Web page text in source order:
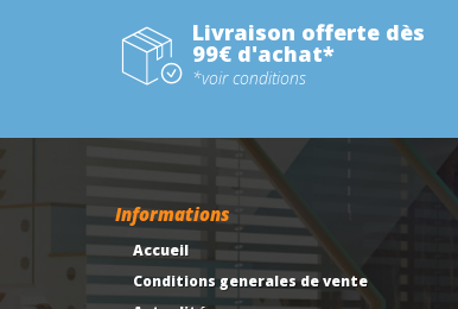
Livraison offerte dès
99€ d'achat*
*voir conditions
Informations
Accueil
Conditions generales de vente